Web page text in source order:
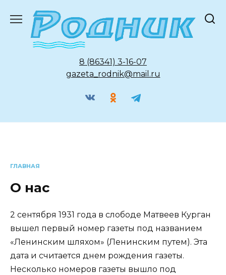
содержанию
8 (86341) 3-16-07
gazeta_rodnik@mail.ru
ГЛАВНАЯ
О нас
2 сентября 1931 года в слободе Матвеев Курган
вышел первый номер газеты под названием
«Ленинским шляхом» (Ленинским путем). Эта
дата и считается днем рождения газеты.
Несколько номеров газеты вышло под